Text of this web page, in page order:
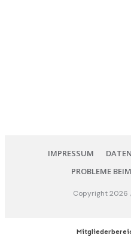
IMPRESSUM
PROBLEME
Copyright2026